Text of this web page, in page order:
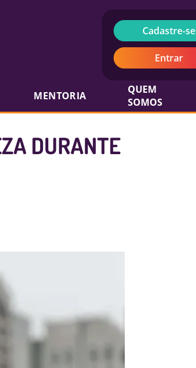
Cadastre-se
Entrar
MENTORIA
QUEM
SOMOS
DURANTE